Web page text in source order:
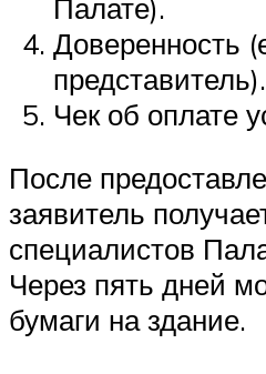
Палате).
Доверенность
представитель).
Чек об оплате
После
заявитель
специалистов
Через пять дней
бумаги на здание.